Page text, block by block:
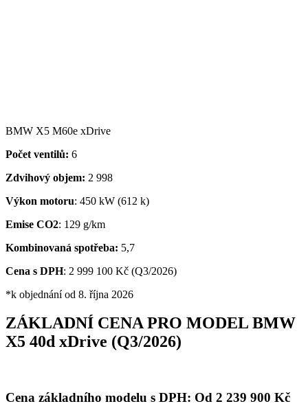
BMW X5 M60e xDrive
Počet ventilů: 6
Zdvihový objem: 2 998
Výkon motoru: 450 kW (612 k)
Emise CO2: 129 g/km
Kombinovaná spotřeba: 5,7
Cena s DPH: 2 999 100 Kč (Q3/2026)
*k objednání od 8. října 2026
ZÁKLADNÍ CENA PRO MODEL BMW
X5 40d xDrive (Q3/2026)
Cena základního modelu s DPH: Od 2 239 900 Kč